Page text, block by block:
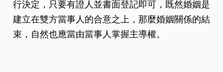
行決定，只要有證人並書面登記即可，既然婚姻是
建立在雙方當事人的合意之上，那麼婚姻關係的結
束，自然也應當由當事人掌握主導權。